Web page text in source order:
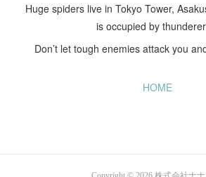
Huge spiders live in Tokyo Tower,
is occupied by
Don’t let tough enemies attack you
HOME